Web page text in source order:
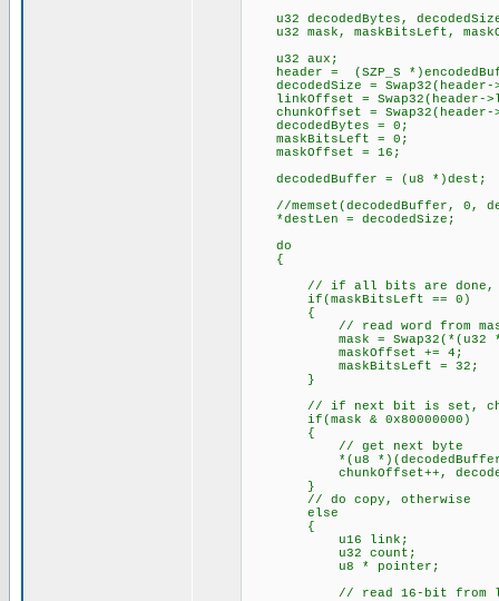
u32 decodedBytes,
u32 mask, maskBitsLeft,
u32 aux;
header = (SZP_S
decodedSize =
linkOffset =
chunkOffset =
decodedBytes = 0;
maskBitsLeft = 0; //
maskOffset = 16; //
decodedBuffer = (u8 *)dest;
//memset(decodedBuffer, 0,
*destLen = decodedSize;
do
{
// if all bits are done, get
if(maskBitsLeft == 0)
{
// read word from mask
mask = Swap32(*(u32
maskOffset += 4;
maskBitsLeft = 32; //
}
// if next bit is set,
if(mask & 0x80000000)
{
// get next byte
*(u8 *)(decodedBuffer +
chunkOffset++,
}
// do copy, otherwise
else
{
u16 link;
u32 count;
u8 * pointer;
// read 16-bit from